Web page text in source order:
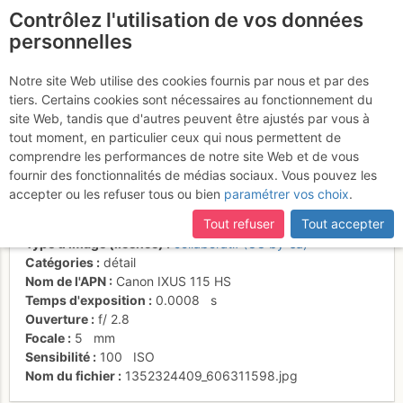
Gorakshep, Nuptse en
arrière plan
Activités
Date/heure
collaboratif (CC by-sa)
Catégories
détail
Nom de l'APN
Canon IXUS 115 HS
Temps d'exposition
0.0008
s
Ouverture
f/ 2.8
Focale
5
mm
Sensibilité
100
ISO
Nom du fichier
1352324409_606311598.jpg
Contrôlez l'utilisation de vos données
personnelles
Notre site Web utilise des cookies fournis par nous et par des
tiers. Certains cookies sont nécessaires au fonctionnement du
site Web, tandis que d'autres peuvent être ajustés par vous à
tout moment, en particulier ceux qui nous permettent de
comprendre les performances de notre site Web et de vous
fournir des fonctionnalités de médias sociaux. Vous pouvez les
accepter ou les refuser tous ou bien paramétrer vos choix.
Tout refuser
Tout accepter